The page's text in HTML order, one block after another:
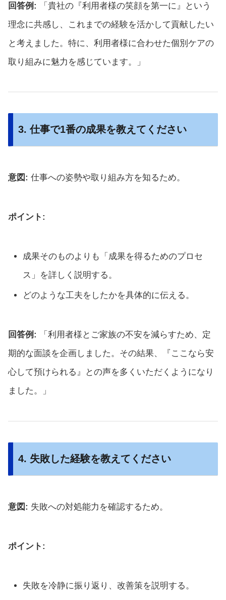
回答例:
「貴社の『利用者様の笑顔を第一に』という
理念に共感し、これまでの経験を活かして貢献したい
と考えました。特に、利用者様に合わせた個別ケアの
取り組みに魅力を感じています。」
3. 仕事で1番の成果を教えてください
意図: 仕事への姿勢や取り組み方を知るため。
ポイント:
成果そのものよりも「成果を得るためのプロセ
ス」を詳しく説明する。
どのような工夫をしたかを具体的に伝える。
回答例:
「利用者様とご家族の不安を減らすため、定
期的な面談を企画しました。その結果、『ここなら安
心して預けられる』との声を多くいただくようになり
ました。」
4. 失敗した経験を教えてください
意図: 失敗への対処能力を確認するため。
ポイント:
失敗を冷静に振り返り、改善策を説明する。